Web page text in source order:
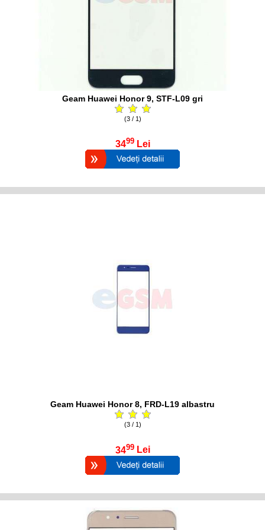
Geam Huawei Honor 9, STF-L09 gri
(3 / 1)
3499 Lei
Geam Huawei Honor 8, FRD-L19 albastru
(3 / 1)
3499 Lei